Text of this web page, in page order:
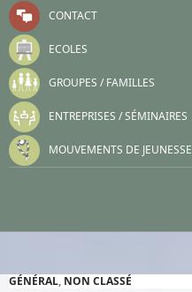
CONTACT
ECOLES
GROUPES / FAMILLES
ENTREPRISES / SÉMINAIRES
MOUVEMENTS DE JEUNESSE
GÉNÉRAL, NON CLASSÉ